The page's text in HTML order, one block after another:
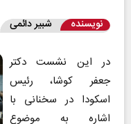
نویسنده شبیر دائمی
در این نشست دکتر
جعفر کوشا، رئیس
اسکودا در سخنانی با
اشاره به موضوع